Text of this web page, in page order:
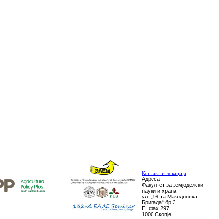
Контакт и локација
Адреса
Факултет за земјоделски
науки и храна
ул. „16-та Македонска
Бригада“ бр.3
П. фах 297
1000 Скопје